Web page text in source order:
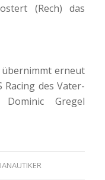
(Rech) das
übernimmt erneut
Racing des Vater-
Gregel